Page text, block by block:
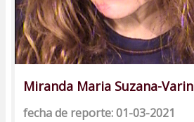
Miranda Maria Suzana-Varin
fecha de reporte: 01-03-2021